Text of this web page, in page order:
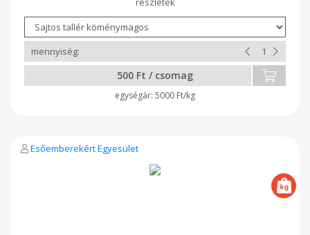
500 Ft / csomag
5000 Ft/kg
Esőemberekért Egyesület